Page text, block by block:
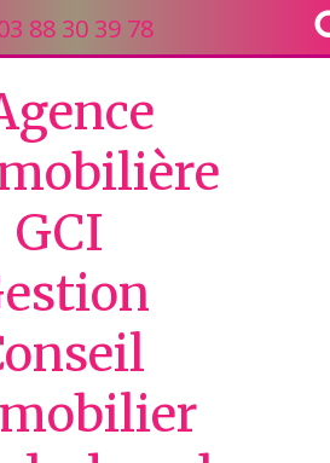
88 30 39 78